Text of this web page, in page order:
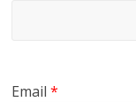
Email*